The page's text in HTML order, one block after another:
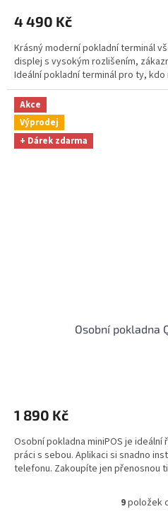
je
z
5
hvězdiček.
4 490 Kč
Krásný moderní pokladní terminál
displej s vysokým rozlišením,
Ideální pokladní terminál pro ty, kdo
Akce
Výprodej
+ Dárek zdarma
Osobní pokladna
je
z
5
hvězdiček.
1 890 Kč
Osobní pokladna miniPOS je
práci s sebou. Aplikaci si snadno
telefonu. Zakoupíte jen přenosnou
O
9položek